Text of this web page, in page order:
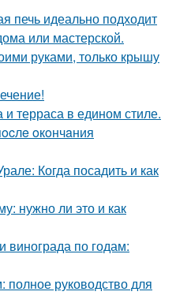
печь идеально подходит
или мастерской.
руками, только крышу
и терраса в едином стиле.
oкoнчaния
Когда посадить и как
нужно ли это и как
винограда по годам:
полное руководство для